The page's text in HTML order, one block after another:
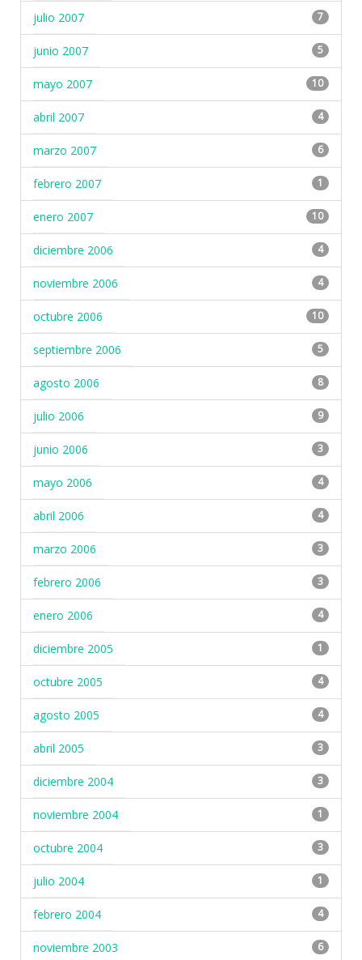
julio 2007 7
junio 2007 5
mayo 2007 10
abril 2007 4
marzo 2007 6
febrero 2007 1
enero 2007 10
diciembre 2006 4
noviembre 2006 4
octubre 2006 10
septiembre 2006 5
agosto 2006 8
julio 2006 9
junio 2006 3
mayo 2006 4
abril 2006 4
marzo 2006 3
febrero 2006 3
enero 2006 4
diciembre 2005 1
octubre 2005 4
agosto 2005 4
abril 2005 3
diciembre 2004 3
noviembre 2004 1
octubre 2004 3
julio 2004 1
febrero 2004 4
noviembre 2003 6